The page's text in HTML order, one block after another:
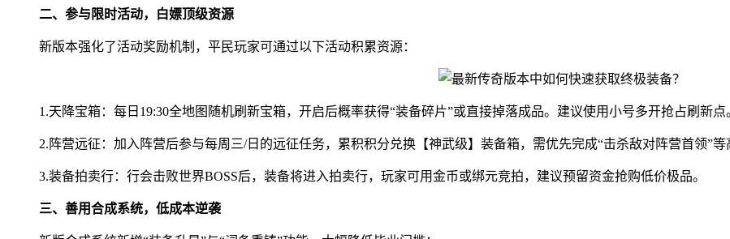
二、参与限时活动，白嫖顶级资源
新版本强化了活动奖励机制，平民玩家可通过以下活动积累资源：
1.天降宝箱：每日19:30全地图随机刷新宝箱，开启后概率获得“装备碎片”或直接掉落成品。建议使用小号多开抢占刷新点
2.阵营远征：加入阵营后参与每周三/日的远征任务，累积积分兑换【神武级】装备箱，需优先完成“击杀敌对阵营首领”等
3.装备拍卖行：行会击败世界BOSS后，装备将进入拍卖行，玩家可用金币或绑元竞拍，建议预留资金抢购低价极品。
三、善用合成系统，低成本逆袭